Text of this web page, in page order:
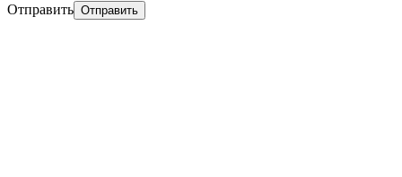
Отправить